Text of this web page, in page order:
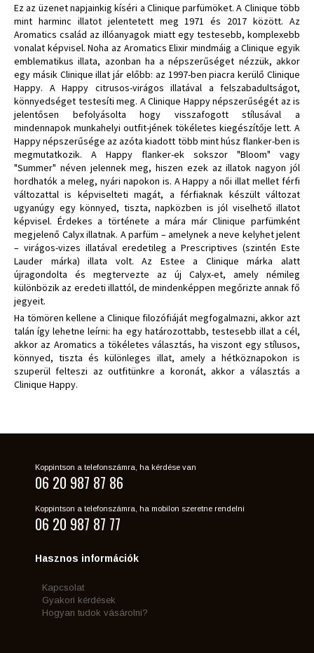
Ez az üzenet napjainkig kíséri a Clinique parfümöket. A Clinique több
mint harminc illatot jelentetett meg 1971 és 2017 között. Az
Aromatics család az illóanyagok miatt egy testesebb, komplexebb
vonalat képvisel. Noha az Aromatics Elixir mindmáig a Clinique egyik
emblematikus illata, azonban ha a népszerűséget nézzük, akkor
egy másik Clinique illat jár előbb: az 1997-ben piacra kerülő Clinique
Happy. A Happy citrusos-virágos illatával a felszabadultságot,
könnyedséget testesíti meg. A Clinique Happy népszerűségét az is
jelentősen befolyásolta hogy visszafogott stílusával a
mindennapok munkahelyi outfit-jének tökéletes kiegészítője lett. A
Happy népszerűsége az azóta kiadott több mint húsz flanker-ben is
megmutatkozik. A Happy flanker-ek sokszor "Bloom" vagy
"Summer" néven jelennek meg, hiszen ezek az illatok nagyon jól
hordhatók a meleg, nyári napokon is. A Happy a női illat mellet férfi
változattal is képviselteti magát, a férfiaknak készült változat
ugyanúgy egy könnyed, tiszta, napközben is jól viselhető illatot
képvisel. Érdekes a története a mára már Clinique parfümként
megjelenő Calyx illatnak. A parfüm – amelynek a neve kelyhet jelent
– virágos-vizes illatával eredetileg a Prescriptives (szintén Este
Lauder márka) illata volt. Az Estee a Clinique márka alatt
újragondolta és megtervezte az új Calyx-et, amely némileg
különbözik az eredeti illattól, de mindenképpen megőrizte annak fő
jegyeit.
Ha tömören kellene a Clinique filozófiáját megfogalmazni, akkor azt
talán így lehetne leírni: ha egy határozottabb, testesebb illat a cél,
akkor az Aromatics a tökéletes választás, ha viszont egy stílusos,
könnyed, tiszta és különleges illat, amely a hétköznapokon is
szuperül felteszi az outfitünkre a koronát, akkor a választás a
Clinique Happy.
Koppintson a telefonszámra, ha kérdése van
06 20 987 87 86
Koppintson a telefonszámra, ha mobilon szeretne rendelni
06 20 987 87 77
Hasznos információk
Kapcsolat
Gyakori kérdések
Hogyan tudok vásárolni?